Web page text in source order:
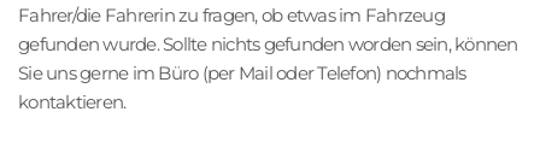
Fahrer/die Fahrerin zu fragen, ob etwas im Fahrzeug
gefunden wurde. Sollte nichts gefunden worden sein, können
Sie uns gerne im Büro (per Mail oder Telefon) nochmals
kontaktieren.